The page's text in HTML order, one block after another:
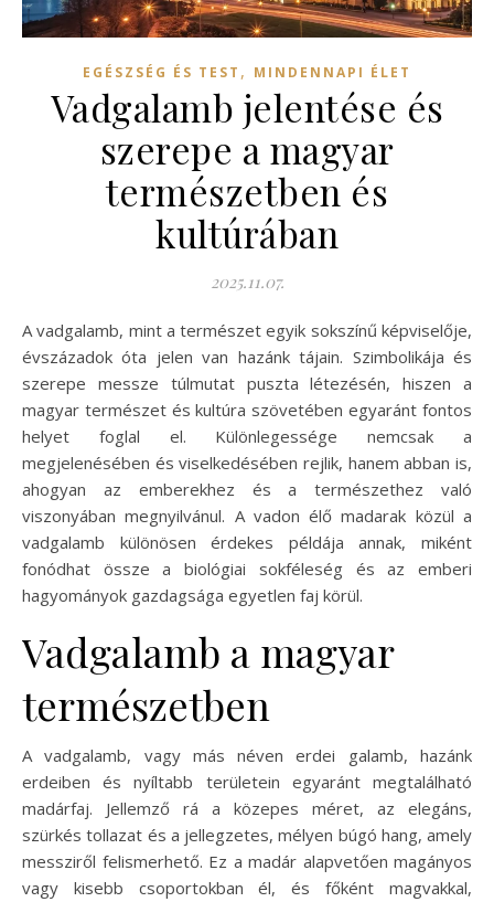
EGÉSZSÉG ÉS TEST , MINDENNAPI ÉLET
Vadgalamb jelentése és
szerepe a magyar
természetben és
kultúrában
2025.11.07.
A vadgalamb, mint a természet egyik sokszínű képviselője,
évszázadok óta jelen van hazánk tájain. Szimbolikája és
szerepe messze túlmutat puszta létezésén, hiszen a
magyar természet és kultúra szövetében egyaránt fontos
helyet foglal el. Különlegessége nemcsak a
megjelenésében és viselkedésében rejlik, hanem abban is,
ahogyan az emberekhez és a természethez való
viszonyában megnyilvánul. A vadon élő madarak közül a
vadgalamb különösen érdekes példája annak, miként
fonódhat össze a biológiai sokféleség és az emberi
hagyományok gazdagsága egyetlen faj körül.
Vadgalamb a magyar
természetben
A vadgalamb, vagy más néven erdei galamb, hazánk
erdeiben és nyíltabb területein egyaránt megtalálható
madárfaj. Jellemző rá a közepes méret, az elegáns,
szürkés tollazat és a jellegzetes, mélyen búgó hang, amely
messziről felismerhető. Ez a madár alapvetően magányos
vagy kisebb csoportokban él, és főként magvakkal,